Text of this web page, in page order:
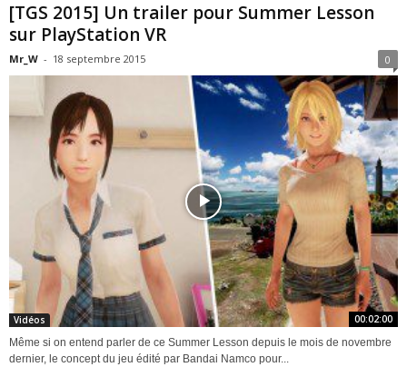
[TGS 2015] Un trailer pour Summer Lesson
sur PlayStation VR
Mr_W - 18 septembre 2015 0
00:02:00
Vidéos
Même si on entend parler de ce Summer Lesson depuis le mois de novembre
dernier, le concept du jeu édité par Bandai Namco pour...